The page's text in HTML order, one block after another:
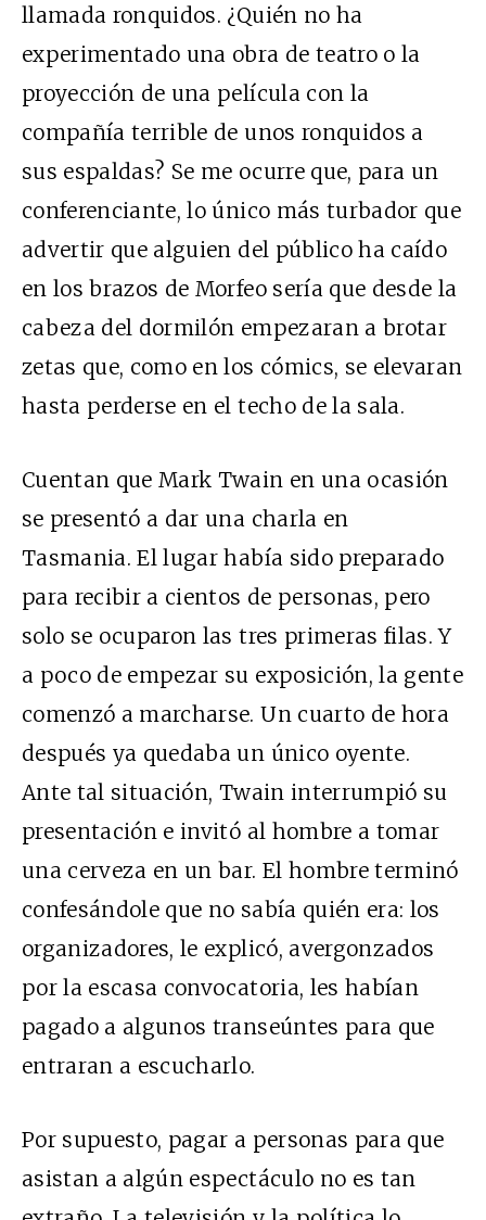
llamada ronquidos. ¿Quién no ha
experimentado una obra de teatro o la
proyección de una película con la
compañía terrible de unos ronquidos a
sus espaldas? Se me ocurre que, para un
conferenciante, lo único más turbador que
advertir que alguien del público ha caído
en los brazos de Morfeo sería que desde la
cabeza del dormilón empezaran a brotar
zetas que, como en los cómics, se elevaran
hasta perderse en el techo de la sala.
Cuentan que Mark Twain en una ocasión
se presentó a dar una charla en
Tasmania. El lugar había sido preparado
para recibir a cientos de personas, pero
solo se ocuparon las tres primeras filas. Y
a poco de empezar su exposición, la gente
comenzó a marcharse. Un cuarto de hora
después ya quedaba un único oyente.
Ante tal situación, Twain interrumpió su
presentación e invitó al hombre a tomar
una cerveza en un bar. El hombre terminó
confesándole que no sabía quién era: los
organizadores, le explicó, avergonzados
por la escasa convocatoria, les habían
pagado a algunos transeúntes para que
entraran a escucharlo.
Por supuesto, pagar a personas para que
asistan a algún espectáculo no es tan